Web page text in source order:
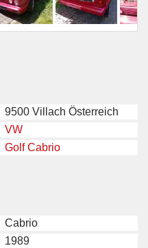
9500 Villach Österreich
VW
Golf Cabrio
Cabrio
1989